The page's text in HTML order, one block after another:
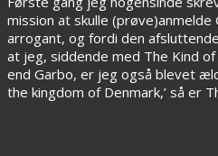
mission at skulle (prøve)anmelde
arrogant, og fordi den
at jeg, siddende med The Kind
end Garbo, er jeg også blevet
the kingdom of Denmark,’ så er